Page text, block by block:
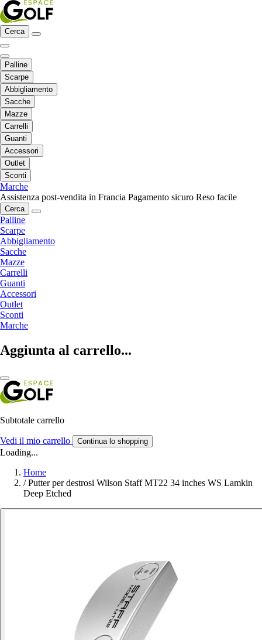
Cerca
Palline
Scarpe
Abbigliamento
Sacche
Mazze
Carrelli
Guanti
Accessori
Outlet
Sconti
Marche
Assistenza post-vendita in Francia Pagamento sicuro Reso facile
Cerca
Palline
Scarpe
Abbigliamento
Sacche
Mazze
Carrelli
Guanti
Accessori
Outlet
Sconti
Marche
Aggiunta al carrello...
Subtotale carrello
Vedi il mio carrello Continua lo shopping
Loading...
Home
/ Putter per destrosi Wilson Staff MT22 34 inches WS Lamkin
Deep Etched